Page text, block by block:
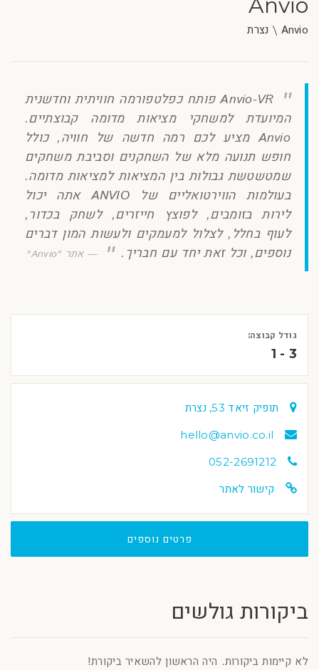
Anvio
Anvio \ נצרת
Anvio-VR פותח כפלטפורמה חוויתית וחדשנית
המיועדת למשחקי מציאות מדומה קבוצתיים.
Anvio מציע לכם רמה חדשה של חוויה, כולל
חופש תנועה מלא של השחקנים וסביבת משחקים
שמטשטשת גבולות בין המציאות למציאות מדומה.
בעולמות הווירטואליים של ANVIO אתה יכול
לירות בזומבים, לפוצץ חייזרים, לשחק בכדור,
לעוף בחלל, לצלול למעמקים ולעשות המון דברים
נוספים, וכל זאת יחד עם חבריך.
אתר "Anvio"
גודל קבוצה:
1 - 3
תופיק זיאד 53, נצרת
hello@anvio.co.il
052-2691212
קישור לאתר
פרטים נוספים
ביקורות גולשים
לא קיימות ביקורות. היה הראשון להשאיר ביקורת!